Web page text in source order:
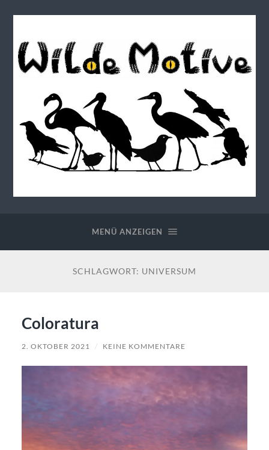
MENÜ ANZEIGEN
SCHLAGWORT: UNIVERSUM
Coloratura
2. OKTOBER 2021 / KEINE KOMMENTARE